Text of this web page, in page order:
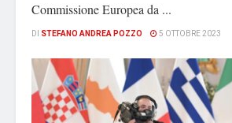
Commissione Europea da ...
DI STEFANO ANDREA POZZO 5 OTTOBRE 2023